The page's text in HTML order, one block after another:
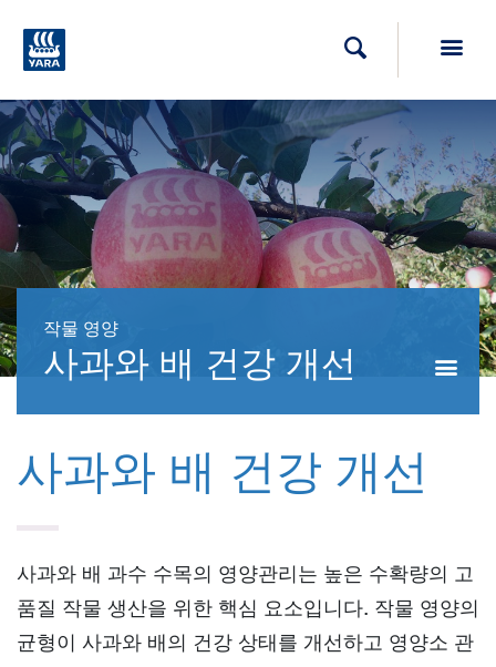
검색
작물 영양
사과와 배 건강 개선
사과와 배 건강 개선
사과와 배 과수 수목의 영양관리는 높은 수확량의 고
품질 작물 생산을 위한 핵심 요소입니다. 작물 영양의
균형이 사과와 배의 건강 상태를 개선하고 영양소 관